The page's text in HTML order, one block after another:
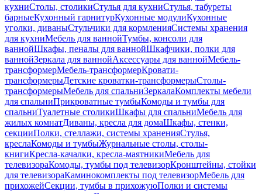
кухниСтолы, столикиСтулья для кухниСтулья, табуреты
барныеКухонный гарнитурКухонные модулиКухонные
уголки, диваныСтульчики для кормленияСистемы хранения
для кухниМебель для ваннойТумбы, консоли для
ваннойШкафы, пеналы для ваннойШкафчики, полки для
ваннойЗеркала для ваннойАксессуары для ваннойМебель-
трансформерМебель-трансформерКровати-
трансформерыДетские кроватки-трансформерыСтолы-
трансформерыМебель для спальниЗеркалаКомплекты мебели
для спальниПрикроватные тумбыКомоды и тумбы для
спальниТуалетные столикиШкафы для спальниМебель для
жилых комнатДиваны, кресла для домаШкафы, стенки,
секцииПолки, стеллажи, системы храненияСтулья,
креслаКомоды и тумбыЖурнальные столы, столы-
книгиКресла-качалки, кресла-маятникиМебель для
телевизораКомоды, тумбы под телевизорКронштейны, стойки
для телевизораКаминокомплекты под телевизорМебель для
прихожейСекции, тумбы в прихожуюПолки и системы